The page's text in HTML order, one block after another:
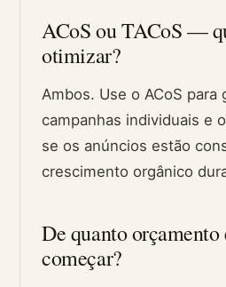
ACoS ou TACoS —
otimizar?
Ambos. Use o ACoS para
campanhas individuais e
se os anúncios estão
crescimento orgânico
De quanto orçamento
começar?